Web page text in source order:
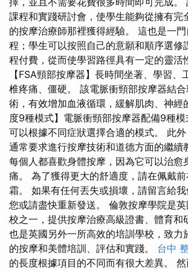
課程和實踐研討會，使學生能夠從擁有完
的按摩治療師那裡獲得經驗。 這也是一
程；學生可以按照自己的意願和順序選修
程付費，從而使學習路徑具有一定的靈活
【FSA頸部按摩器】長時間坐著、學習、
椎疼痛、僵硬。 該電脈衝頸部按摩器結
術，有效增加血液循環，緩解肌肉、神經
度9種模式】電脈衝頸部按摩器配備9種
可以根據不同症狀選擇合適的模式。 此
通常要求進行按摩技術和道德方面的繼續
每個人都喜歡身體按摩，因為它可以治愈
痛。 為了獲得更大的舒適度，請在佩戴
霜。 如果有任何丟失或損壞，請留言給
您或請盡快重新發送。 倫敦按摩學院是
校之一，提供按摩治療高級證書、體育和
也是英國另外一所高效的培訓學校，致力
的按摩和美體培訓、評估和實踐。 台中
的長度根據項目的不同而有很大差異。